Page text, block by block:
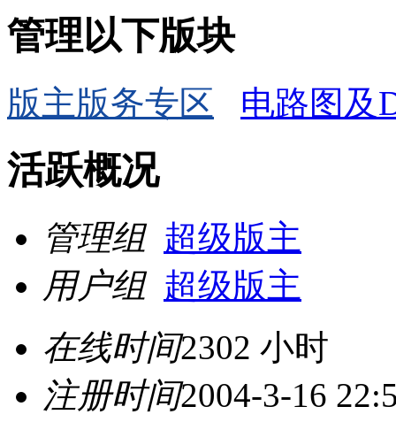
管理以下版块
版主版务专区 电路图及
活跃概况
管理组 超级版主
用户组 超级版主
在线时间2302 小时
注册时间2004-3-16